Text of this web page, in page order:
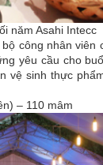
năm Asahi Intecc
công nhân viên
yêu cầu cho
sinh thực
– 110 mâm